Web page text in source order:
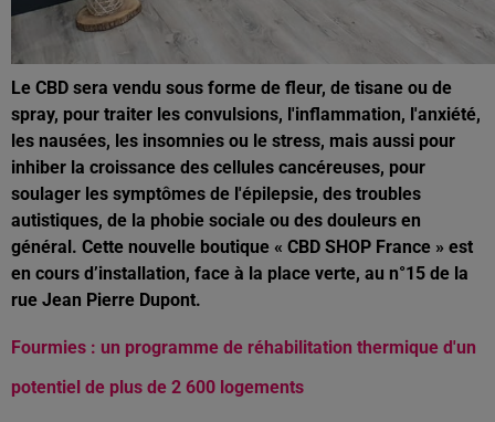
Le CBD sera vendu sous forme de fleur, de tisane ou de
spray, pour traiter les convulsions, l'inflammation, l'anxiété,
les nausées, les insomnies ou le stress, mais aussi pour
inhiber la croissance des cellules cancéreuses, pour
soulager les symptômes de l'épilepsie, des troubles
autistiques, de la phobie sociale ou des douleurs en
général. Cette nouvelle boutique « CBD SHOP France » est
en cours d’installation, face à la place verte, au n°15 de la
rue Jean Pierre Dupont.
Fourmies : un programme de réhabilitation thermique d'un
potentiel de plus de 2 600 logements